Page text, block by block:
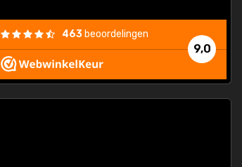
9,0
463 beoordelingen